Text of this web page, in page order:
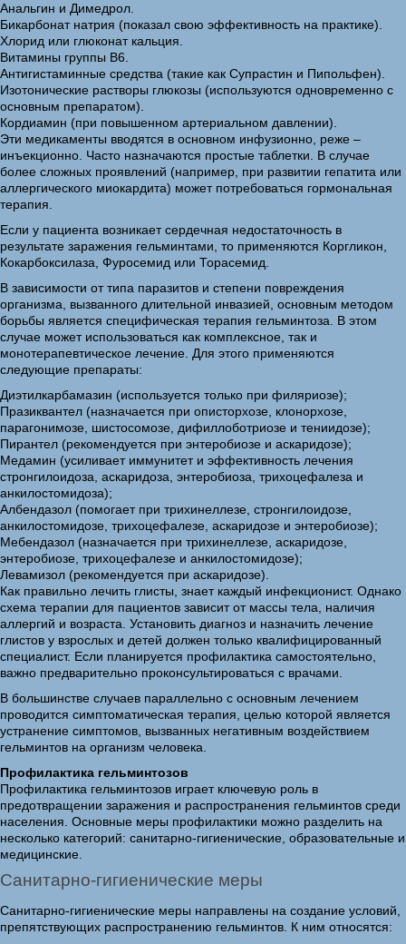
Анальгин и Димедрол.
Бикарбонат натрия (показал свою эффективность на практике).
Хлорид или глюконат кальция.
Витамины группы В6.
Антигистаминные средства (такие как Супрастин и Пипольфен).
Изотонические растворы глюкозы (используются одновременно с
основным препаратом).
Кордиамин (при повышенном артериальном давлении).
Эти медикаменты вводятся в основном инфузионно, реже –
инъекционно. Часто назначаются простые таблетки. В случае
более сложных проявлений (например, при развитии гепатита или
аллергического миокардита) может потребоваться гормональная
терапия.
Если у пациента возникает сердечная недостаточность в
результате заражения гельминтами, то применяются Коргликон,
Кокарбоксилаза, Фуросемид или Торасемид.
В зависимости от типа паразитов и степени повреждения
организма, вызванного длительной инвазией, основным методом
борьбы является специфическая терапия гельминтоза. В этом
случае может использоваться как комплексное, так и
монотерапевтическое лечение. Для этого применяются
следующие препараты:
Диэтилкарбамазин (используется только при филяриозе);
Празиквантел (назначается при описторхозе, клонорхозе,
парагонимозе, шистосомозе, дифиллоботриозе и тениидозе);
Пирантел (рекомендуется при энтеробиозе и аскаридозе);
Медамин (усиливает иммунитет и эффективность лечения
стронгилоидоза, аскаридоза, энтеробиоза, трихоцефалеза и
анкилостомидоза);
Албендазол (помогает при трихинеллезе, стронгилоидозе,
анкилостомидозе, трихоцефалезе, аскаридозе и энтеробиозе);
Мебендазол (назначается при трихинеллезе, аскаридозе,
энтеробиозе, трихоцефалезе и анкилостомидозе);
Левамизол (рекомендуется при аскаридозе).
Как правильно лечить глисты, знает каждый инфекционист. Однако
схема терапии для пациентов зависит от массы тела, наличия
аллергий и возраста. Установить диагноз и назначить лечение
глистов у взрослых и детей должен только квалифицированный
специалист. Если планируется профилактика самостоятельно,
важно предварительно проконсультироваться с врачами.
В большинстве случаев параллельно с основным лечением
проводится симптоматическая терапия, целью которой является
устранение симптомов, вызванных негативным воздействием
гельминтов на организм человека.
Профилактика гельминтозов
Профилактика гельминтозов играет ключевую роль в
предотвращении заражения и распространения гельминтов среди
населения. Основные меры профилактики можно разделить на
несколько категорий: санитарно-гигиенические, образовательные и
медицинские.
Санитарно-гигиенические меры
Санитарно-гигиенические меры направлены на создание условий,
препятствующих распространению гельминтов. К ним относятся: